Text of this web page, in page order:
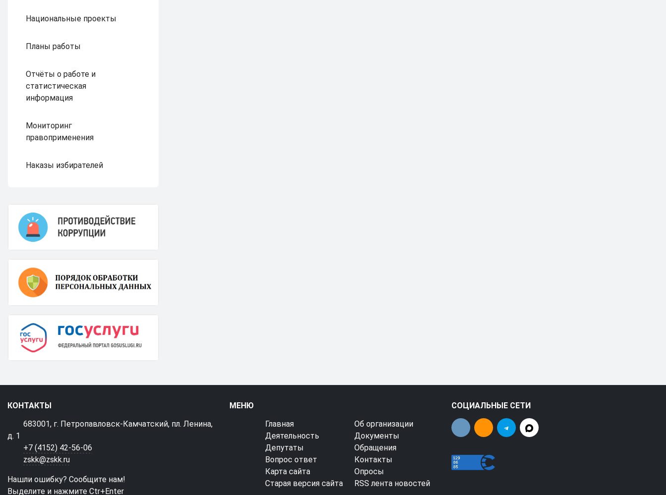
Национальные проекты
Планы работы
Отчёты о работе и
статистическая
информация
Мониторинг
правоприменения
Наказы избирателей
КОНТАКТЫ
683001, г. Петропавловск-Камчатский, пл. Ленина,
д. 1
+7 (4152) 42-56-06
zskk@zskk.ru
Нашли ошибку? Сообщите нам!
Выделите и нажмите Ctr+Enter
МЕНЮ
Главная
Об организации
Деятельность
Документы
Депутаты
Обращения
Вопрос ответ
Контакты
Карта сайта
Опросы
Старая версия сайта
RSS лента новостей
СОЦИАЛЬНЫЕ СЕТИ